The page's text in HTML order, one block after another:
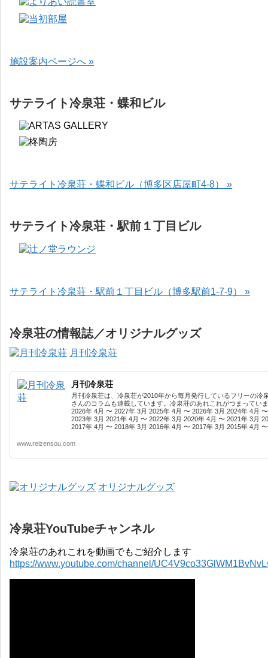
施設案内ページへ »
サテライト冷泉荘・蝶和ビル
サテライト冷泉荘・蝶和ビル（博多区店屋町4-8） »
サテライト冷泉荘・駅前１丁目ビル
サテライト冷泉荘・駅前１丁目ビル（博多駅前1-7-9） »
冷泉荘の情報誌／オリジナルグッズ
月刊冷泉荘
月刊冷泉荘
月刊冷泉荘は、冷泉荘が2010年から毎月発行しているフリーの
さんのコラムも連載しています。冷泉荘のあれこれがつまってい
2026年 4月 〜 2027年 3月 2025年 4月 〜 2026年 3月 2024年 4月
2023年 3月 2021年 4月 〜 2022年 3月 2020年 4月 〜 2021年 3月
2017年 4月 〜 2018年 3月 2016年 4月 〜 2017年 3月 2015年 4月
www.reizensou.com
オリジナルグッズ
冷泉荘YouTubeチャンネル
冷泉荘のあれこれを動画でもご紹介します
https://www.youtube.com/channel/